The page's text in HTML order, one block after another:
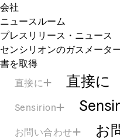
会社
ニュースルーム
プレスリリース・ニュース
センシリオンのガスメータ
書を取得
直接に
直接に
Sensirion
お問い合わせ お